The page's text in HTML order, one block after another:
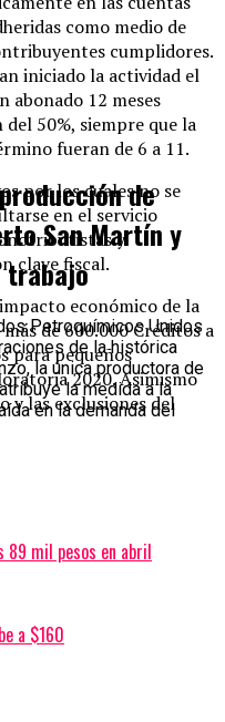
como medio de
cumplidores.
iniciado la actividad el
abonado 12 meses
50%, siempre que la
fueran de 6 a 11.
por los cuales no se
en el servicio
y
clave fiscal.
económico de la
de 600.000 Créditos a
para pequeños
2020. Asimismo
y las exclusiones del
89 mil pesos en abril
a $160
de
San Martín y
trabajo
Petroquímicos Unidos
de la histórica
la única productora de
la medida a la
en la demanda del